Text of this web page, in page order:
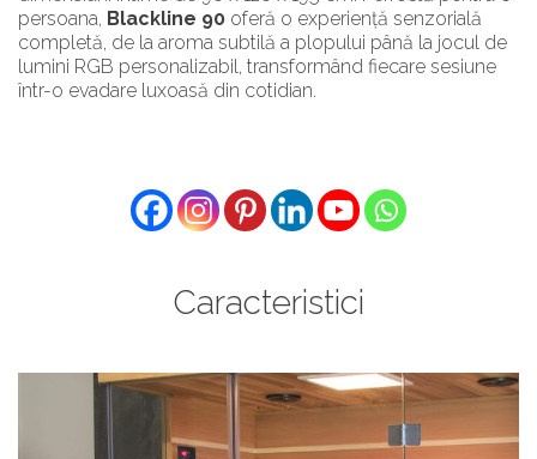
persoana, Blackline 90 oferă o experiență senzorială
completă, de la aroma subtilă a plopului până la jocul de
lumini RGB personalizabil, transformând fiecare sesiune
într-o evadare luxoasă din cotidian.
Caracteristici